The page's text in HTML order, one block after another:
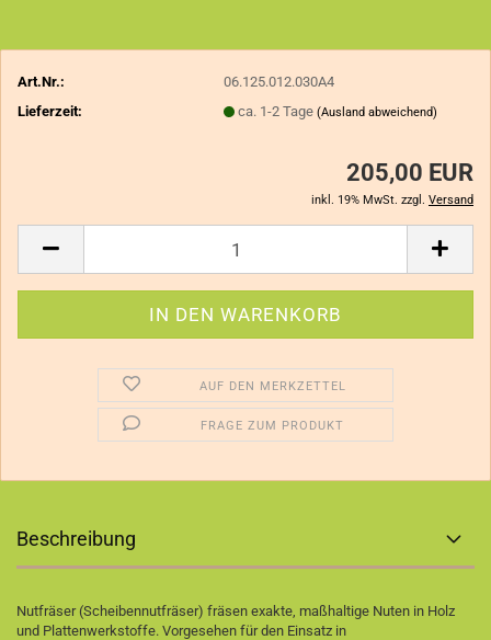
Art.Nr.:
06.125.012.030A4
Lieferzeit:
ca. 1-2 Tage(Ausland abweichend)
205,00 EUR
inkl. 19% MwSt. zzgl. Versand
AUF DEN MERKZETTEL
FRAGE ZUM PRODUKT
Beschreibung
Nutfräser (Scheibennutfräser) fräsen exakte, maßhaltige Nuten in Holz
und Plattenwerkstoffe. Vorgesehen für den Einsatz in